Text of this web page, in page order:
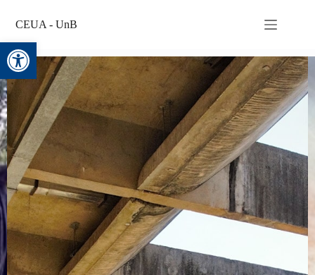
Abrir a barra de ferramentas
CEUA - UnB